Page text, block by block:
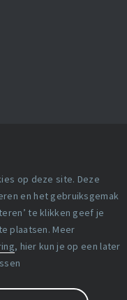
op deze site. Deze
en het gebruiksgemak
te klikken geef je
plaatsen. Meer
, hier kun je op een later
LinkedIn